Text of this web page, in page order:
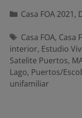
Categorías
Casa FOA 2021,
Etiquetas
Casa FOA, Casa
interior, Estudio
Satelite Puertos,
Lago, Puertos/
unifamiliar